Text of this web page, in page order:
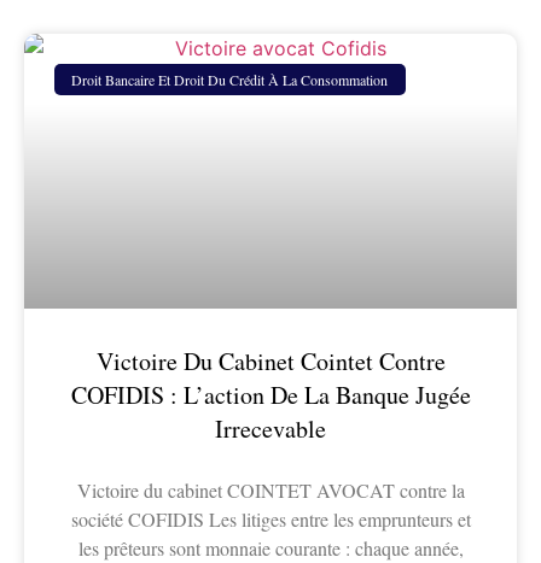
Droit Bancaire Et Droit Du Crédit À La Consommation
Victoire Du Cabinet Cointet Contre
COFIDIS : L’action De La Banque Jugée
Irrecevable
Victoire du cabinet COINTET AVOCAT contre la
société COFIDIS Les litiges entre les emprunteurs et
les prêteurs sont monnaie courante : chaque année,